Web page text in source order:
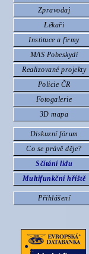
Zpravodaj
Lékaři
Instituce a firmy
MAS Pobeskydí
Realizované projekty
Policie ČR
Fotogalerie
3D mapa
Diskuzní fórum
Co se právě děje?
Sčítání lidu
Multifunkční hříště
Přihlášení